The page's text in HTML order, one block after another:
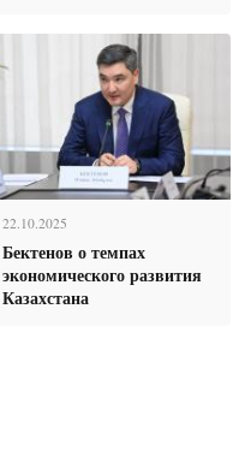
22.10.2025
Бектенов о темпах
экономического развития
Казахстана